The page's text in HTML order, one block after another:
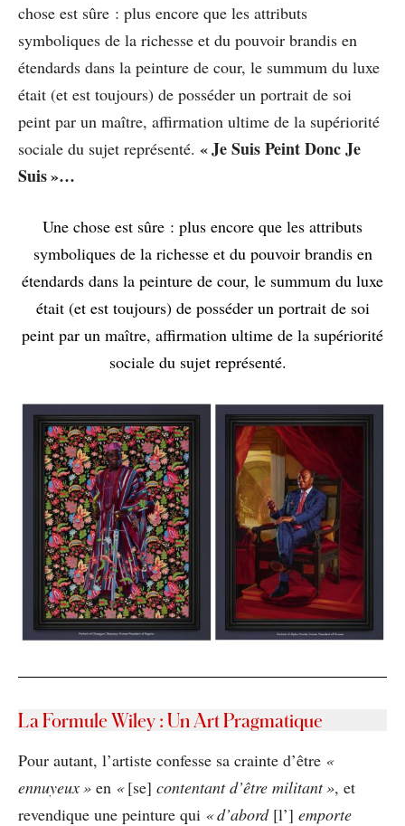
chose est sûre : plus encore que les attributs
symboliques de la richesse et du pouvoir brandis en
étendards dans la peinture de cour, le summum du luxe
était (et est toujours) de posséder un portrait de soi
peint par un maître, affirmation ultime de la supériorité
sociale du sujet représenté. « Je Suis Peint Donc Je
Suis »…
Une chose est sûre : plus encore que les attributs
symboliques de la richesse et du pouvoir brandis en
étendards dans la peinture de cour, le summum du luxe
était (et est toujours) de posséder un portrait de soi
peint par un maître, affirmation ultime de la supériorité
sociale du sujet représenté.
La Formule Wiley : Un Art Pragmatique
Pour autant, l’artiste confesse sa crainte d’être «
ennuyeux » en «[se] contentant d’être militant », et
revendique une peinture qui « d’abord [l’] emporte